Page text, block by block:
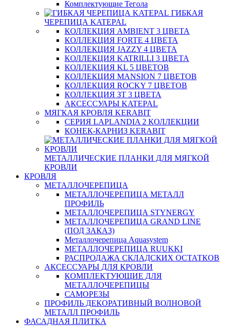
Комплектующие Тегола
ГИБКАЯ
ЧЕРЕПИЦА KATEPAL
КОЛЛЕКЦИЯ AMBIENT 3 ЦВЕТА
КОЛЛЕКЦИЯ FORTE 4 ЦВЕТА
КОЛЛЕКЦИЯ JAZZY 4 ЦВЕТА
КОЛЛЕКЦИЯ KATRILLI 3 ЦВЕТА
КОЛЛЕКЦИЯ KL 5 ЦВЕТОВ
КОЛЛЕКЦИЯ MANSION 7 ЦВЕТОВ
КОЛЛЕКЦИЯ ROCKY 7 ЦВЕТОВ
КОЛЛЕКЦИЯ ЗТ 3 ЦВЕТА
АКСЕССУАРЫ KATEPAL
МЯГКАЯ КРОВЛЯ KERABIT
СЕРИЯ LAPLANDIA 2 КОЛЛЕКЦИИ
КОНЕК-КАРНИЗ KERABIT
МЕТАЛЛИЧЕСКИЕ ПЛАНКИ ДЛЯ МЯГКОЙ
КРОВЛИ
КРОВЛЯ
МЕТАЛЛОЧЕРЕПИЦА
МЕТАЛЛОЧЕРЕПИЦА МЕТАЛЛ
ПРОФИЛЬ
МЕТАЛЛОЧЕРЕПИЦА STYNERGY
МЕТАЛЛОЧЕРЕПИЦА GRAND LINE
(ПОД ЗАКАЗ)
Металлочерепица Aquasystem
МЕТАЛЛОЧЕРЕПИЦА RUUKKI
РАСПРОДАЖА СКЛАДСКИХ ОСТАТКОВ
АКСЕССУАРЫ ДЛЯ КРОВЛИ
КОМПЛЕКТУЮЩИЕ ДЛЯ
МЕТАЛЛОЧЕРЕПИЦЫ
САМОРЕЗЫ
ПРОФИЛЬ ДЕКОРАТИВНЫЙ ВОЛНОВОЙ
МЕТАЛЛ ПРОФИЛЬ
ФАСАДНАЯ ПЛИТКА